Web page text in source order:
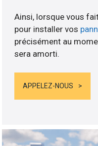
Ainsi, lorsque vous
pour installer vos
précisément au
sera amorti.
APPELEZ-NOUS